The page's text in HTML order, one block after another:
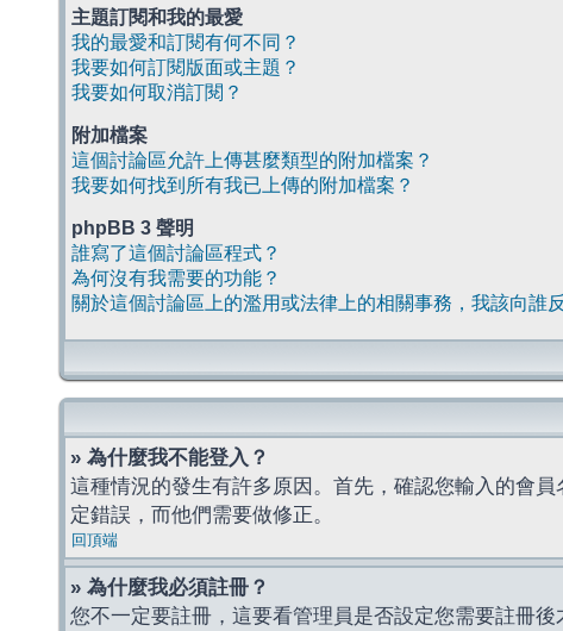
主題訂閱和我的最愛
我的最愛和訂閱有何不同？
我要如何訂閱版面或主題？
我要如何取消訂閱？
附加檔案
這個討論區允許上傳甚麼類型的附加檔案？
我要如何找到所有我已上傳的附加檔案？
phpBB 3 聲明
誰寫了這個討論區程式？
為何沒有我需要的功能？
關於這個討論區上的濫用或法律上的相關事務，我該向誰
» 為什麼我不能登入？
這種情況的發生有許多原因。首先，確認您輸入的會
定錯誤，而他們需要做修正。
回頂端
» 為什麼我必須註冊？
您不一定要註冊，這要看管理員是否設定您需要註冊